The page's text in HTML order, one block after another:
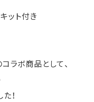
ット付き
ラボ商品として、
！